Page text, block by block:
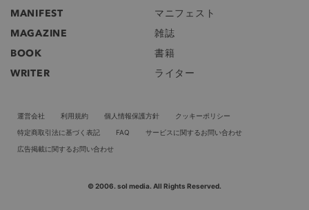
MANIFEST
マニフェスト
MAGAZINE
雑誌
BOOK
書籍
WRITER
ライター
運営会社 利用規約 個人情報保護方針
クッキーポリシー
特定商取引法に基づく表記
FAQ
サービスに関するお問い合わせ
広告掲載に関するお問い合わせ
© 2006. sol media. All Rights Reserved.